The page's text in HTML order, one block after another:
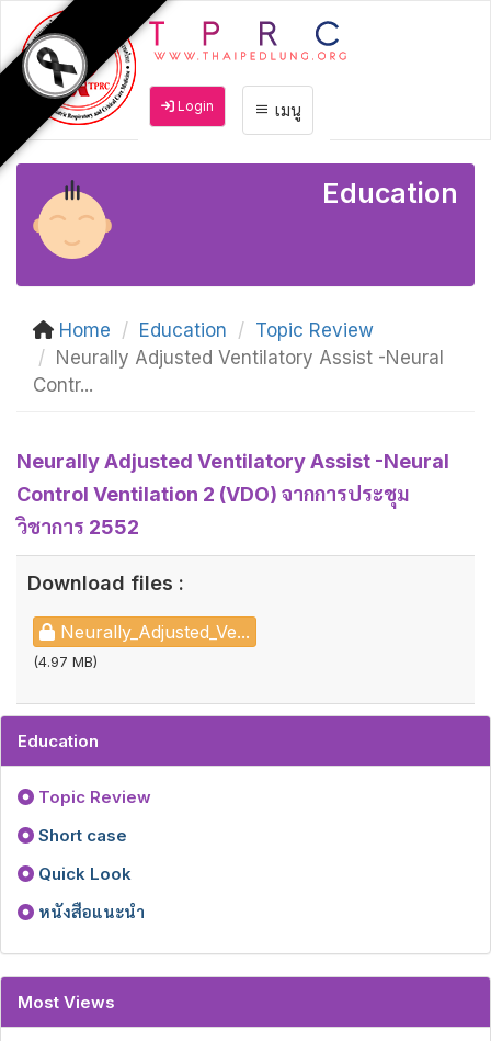
เมนู
Login
Education
Home Education
Topic Review
Neurally Adjusted Ventilatory Assist -Neural
Contr...
Neurally Adjusted Ventilatory Assist -Neural
Control Ventilation 2 (VDO) จากการประชุม
วิชาการ 2552
Download files :
Neurally_Adjusted_Ve...
(4.97 MB)
Education
Topic Review
Short case
Quick Look
หนังสือแนะนำ
Most Views